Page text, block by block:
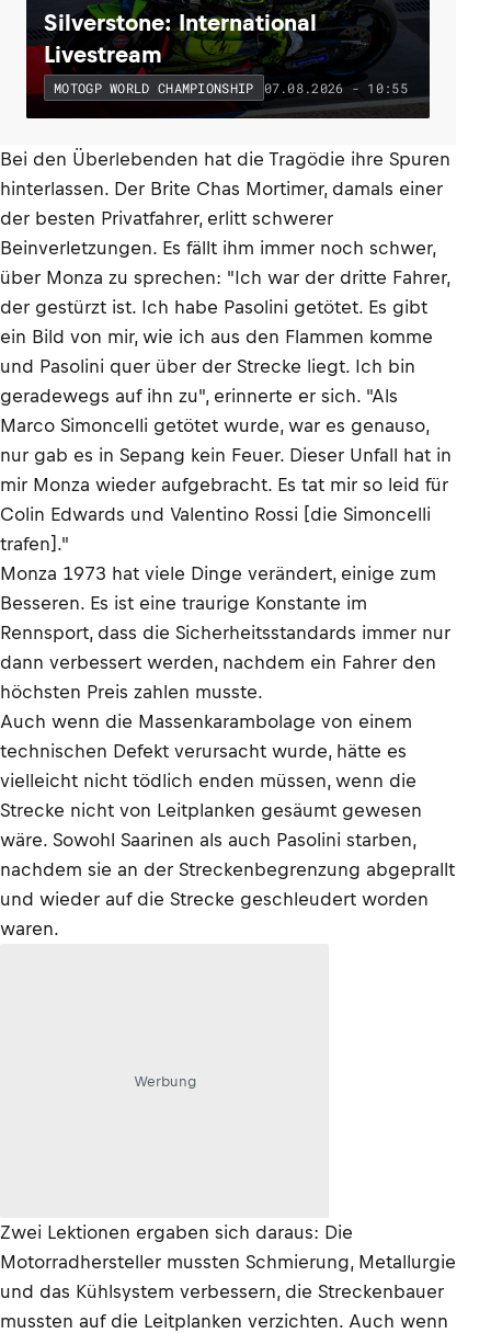
Silverstone: International
Livestream
MOTOGP WORLD CHAMPIONSHIP 07.08.2026 - 10:55
Bei den Überlebenden hat die Tragödie ihre Spuren
hinterlassen. Der Brite Chas Mortimer, damals einer
der besten Privatfahrer, erlitt schwerer
Beinverletzungen. Es fällt ihm immer noch schwer,
über Monza zu sprechen: "Ich war der dritte Fahrer,
der gestürzt ist. Ich habe Pasolini getötet. Es gibt
ein Bild von mir, wie ich aus den Flammen komme
und Pasolini quer über der Strecke liegt. Ich bin
geradewegs auf ihn zu", erinnerte er sich. "Als
Marco Simoncelli getötet wurde, war es genauso,
nur gab es in Sepang kein Feuer. Dieser Unfall hat in
mir Monza wieder aufgebracht. Es tat mir so leid für
Colin Edwards und Valentino Rossi [die Simoncelli
trafen]."
Monza 1973 hat viele Dinge verändert, einige zum
Besseren. Es ist eine traurige Konstante im
Rennsport, dass die Sicherheitsstandards immer nur
dann verbessert werden, nachdem ein Fahrer den
höchsten Preis zahlen musste.
Auch wenn die Massenkarambolage von einem
technischen Defekt verursacht wurde, hätte es
vielleicht nicht tödlich enden müssen, wenn die
Strecke nicht von Leitplanken gesäumt gewesen
wäre. Sowohl Saarinen als auch Pasolini starben,
nachdem sie an der Streckenbegrenzung abgeprallt
und wieder auf die Strecke geschleudert worden
waren.
Werbung
Zwei Lektionen ergaben sich daraus: Die
Motorradhersteller mussten Schmierung, Metallurgie
und das Kühlsystem verbessern, die Streckenbauer
mussten auf die Leitplanken verzichten. Auch wenn